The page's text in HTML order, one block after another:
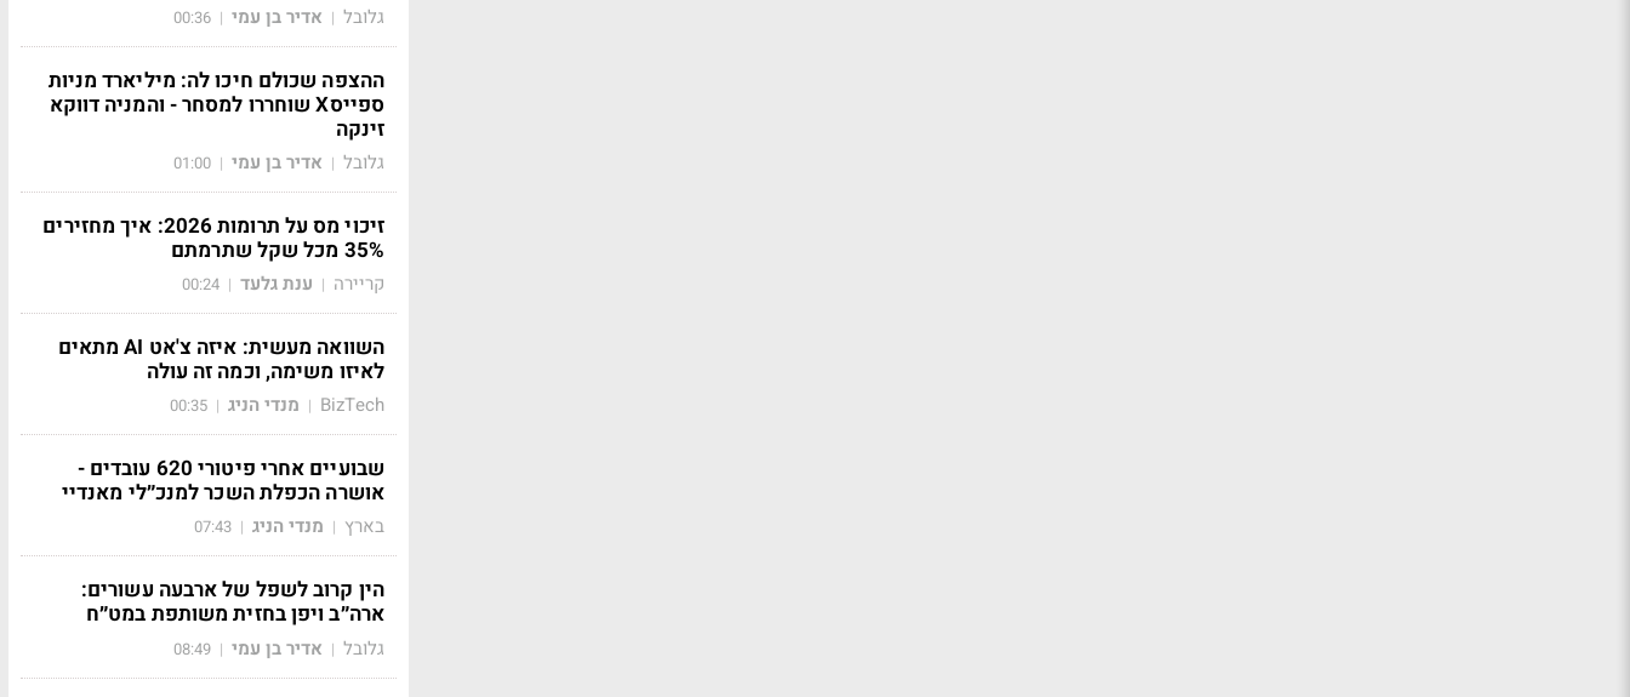
גלובל | אדיר בן עמי |
00:36
ההצפה שכולם חיכו לה: מיליארד מניות
ספייסX שוחררו למסחר - והמניה דווקא
זינקה
גלובל | אדיר בן עמי |
01:00
זיכוי מס על תרומות 2026: איך מחזירים
35% מכל שקל שתרמתם
קריירה | ענת גלעד |
00:24
השוואה מעשית: איזה צ'אט AI מתאים
לאיזו משימה, וכמה זה עולה
BizTech
| מנדי הניג |
00:35
שבועיים אחרי פיטורי 620 עובדים -
אושרה הכפלת השכר למנכ״לי מאנדיי
בארץ | מנדי הניג |
07:43
הין קרוב לשפל של ארבעה עשורים:
ארה״ב ויפן בחזית משותפת במט״ח
גלובל | אדיר בן עמי |
08:49